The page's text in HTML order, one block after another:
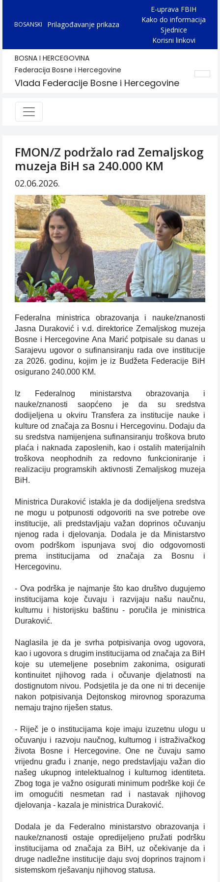
BOSANSKI Prilagođavanje prikaza
E-uprava FBIH
Kako do informacija
Sjednice
Korisni linkovi
BOSNA I HERCEGOVINA
Federacija Bosne i Hercegovine
Vlada Federacije Bosne i Hercegovine
FMON/Z podržalo rad Zemaljskog
muzeja BiH sa 240.000 KM
02.06.2026.
Federalna ministrica obrazovanja i nauke/znanosti
Jasna Duraković i v.d. direktorice Zemaljskog muzeja
Bosne i Hercegovine Ana Marić potpisale su danas u
Sarajevu ugovor o sufinansiranju rada ove institucije
za 2026. godinu, kojim je iz Budžeta Federacije BiH
osigurano 240.000 KM.
Iz Federalnog ministarstva obrazovanja i
nauke/znanosti saopćeno je da su sredstva
dodijeljena u okviru Transfera za institucije nauke i
kulture od značaja za Bosnu i Hercegovinu. Dodaju da
su sredstva namijenjena sufinansiranju troškova bruto
plaća i naknada zaposlenih, kao i ostalih materijalnih
troškova neophodnih za redovno funkcioniranje i
realizaciju programskih aktivnosti Zemaljskog muzeja
BiH.
Ministrica Duraković istakla je da dodijeljena sredstva
ne mogu u potpunosti odgovoriti na sve potrebe ove
institucije, ali predstavljaju važan doprinos očuvanju
njenog rada i djelovanja. Dodala je da Ministarstvo
ovom podrškom ispunjava svoj dio odgovornosti
prema institucijama od značaja za Bosnu i
Hercegovinu.
- Ova podrška je najmanje što kao društvo dugujemo
institucijama koje čuvaju i razvijaju našu naučnu,
kulturnu i historijsku baštinu - poručila je ministrica
Duraković.
Naglasila je da je svrha potpisivanja ovog ugovora,
kao i ugovora s drugim institucijama od značaja za BiH
koje su utemeljene posebnim zakonima, osigurati
kontinuitet njihovog rada i očuvanje djelatnosti na
dostignutom nivou. Podsjetila je da one ni tri decenije
nakon potpisivanja Dejtonskog mirovnog sporazuma
nemaju trajno riješen status.
- Riječ je o institucijama koje imaju izuzetnu ulogu u
očuvanju i razvoju naučnog, kulturnog i istraživačkog
života Bosne i Hercegovine. One ne čuvaju samo
vrijednu građu i znanje, nego predstavljaju važan dio
našeg ukupnog intelektualnog i kulturnog identiteta.
Zbog toga je važno osigurati minimum podrške koji će
im omogućiti nesmetan rad i nastavak njihovog
djelovanja - kazala je ministrica Duraković.
Dodala je da Federalno ministarstvo obrazovanja i
nauke/znanosti ostaje opredijeljeno pružati podršku
institucijama od značaja za BiH, uz očekivanje da i
druge nadležne institucije daju svoj doprinos trajnom i
sistemskom rješavanju njihovog statusa.